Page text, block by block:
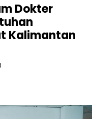
Dokter
Kalimantan